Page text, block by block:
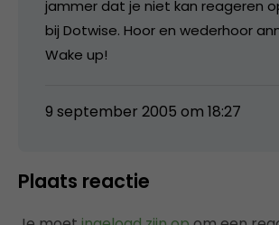
jammer dat je niet kan reageren
bij Dotwise. Hoor en wederhoor
Wake up!
9 september 2005 om 18:27
Plaats reactie